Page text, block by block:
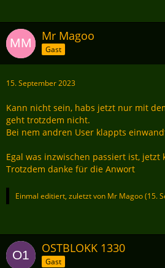
Error: SyntaxError: expected
Mr Magoo
Gast
15. September 2023
Kann nicht sein, habs jetzt nur mit
geht trotzdem nicht.
Bei nem andren User klappts
Egal was inzwischen passiert ist, jetzt
Trotzdem danke für die Anwort
Einmal editiert, zuletzt von Mr Magoo (15.
OSTBLOKK 1330
Gast